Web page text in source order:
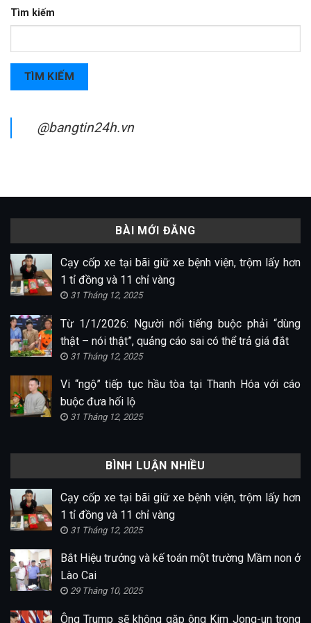
Tìm kiếm
TÌM KIẾM
@bangtin24h.vn
BÀI MỚI ĐĂNG
Cạy cốp xe tại bãi giữ xe bệnh viện, trộm lấy hơn
1 tỉ đồng và 11 chỉ vàng
31 Tháng 12, 2025
Từ 1/1/2026: Người nổi tiếng buộc phải “dùng
thật – nói thật”, quảng cáo sai có thể trả giá đắt
31 Tháng 12, 2025
Vi “ngộ” tiếp tục hầu tòa tại Thanh Hóa với cáo
buộc đưa hối lộ
31 Tháng 12, 2025
BÌNH LUẬN NHIỀU
Cạy cốp xe tại bãi giữ xe bệnh viện, trộm lấy hơn
1 tỉ đồng và 11 chỉ vàng
31 Tháng 12, 2025
Bắt Hiệu trưởng và kế toán một trường Mầm non ở
Lào Cai
29 Tháng 10, 2025
Ông Trump sẽ không gặp ông Kim Jong-un trong